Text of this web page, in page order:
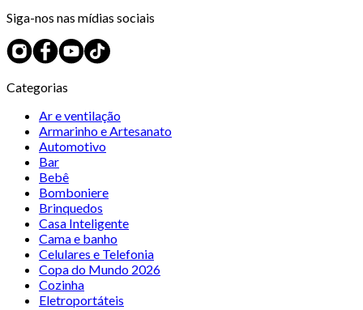
Siga-nos nas mídias sociais
Categorias
Ar e ventilação
Armarinho e Artesanato
Automotivo
Bar
Bebê
Bomboniere
Brinquedos
Casa Inteligente
Cama e banho
Celulares e Telefonia
Copa do Mundo 2026
Cozinha
Eletroportáteis